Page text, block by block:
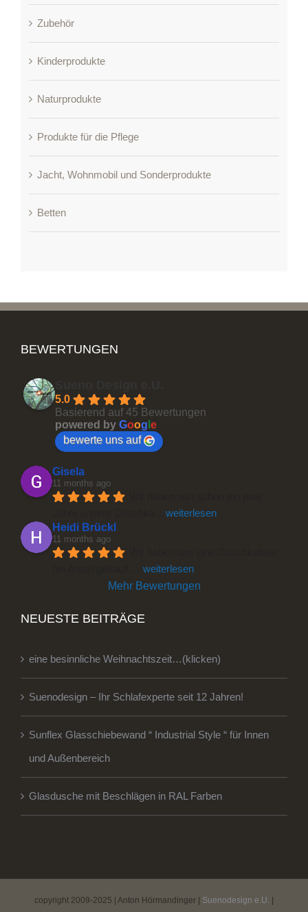
Zubehör
Kinderprodukte
Naturprodukte
Produkte für die Pflege
Jacht, Wohnmobil und Sonderprodukte
Betten
BEWERTUNGEN
5.0
Basierend auf 45 Bewertungen
powered by Goog e
bewerte uns auf
Gisela
11 months ago
weiterlesen
Heidi Brückl
11 months ago
weiterlesen
Mehr Bewertungen
NEUESTE BEITRÄGE
eine besinnliche Weihnachtszeit…(klicken)
Suenodesign – Ihr Schlafexperte seit 12 Jahren!
Sunflex Glasschiebewand “ Industrial Style “ für Innen
und Außenbereich
Glasdusche mit Beschlägen in RAL Farben
copyright 2009-2025 | Anton Hörmandinger | Suenodesign e.U. |